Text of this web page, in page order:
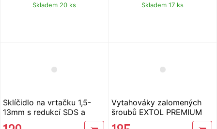
Skladem 20 ks Skladem 17 ks
Sklíčidlo na vrtačku 1,5-
13mm s redukcí SDS a
Vytahováky zalomených
šroubů EXTOL PREMIUM